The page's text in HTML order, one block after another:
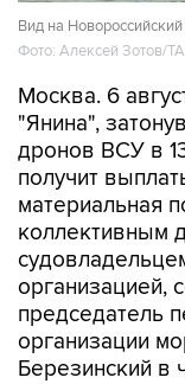
Вид на
Фото: Алексей Зотов/
Москва. 6
"Янина",
дронов ВСУ в
получит
материальная
коллективным
организацией,
председатель
организации
Березинский в